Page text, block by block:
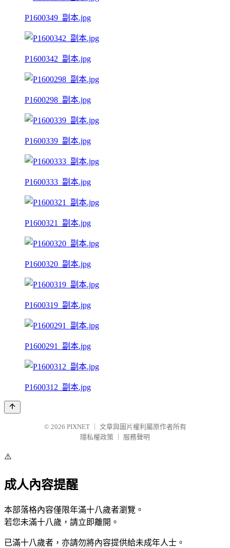
P1600349_副本.jpg
P1600342_副本.jpg
P1600298_副本.jpg
P1600339_副本.jpg
P1600333_副本.jpg
P1600321_副本.jpg
P1600320_副本.jpg
P1600319_副本.jpg
P1600291_副本.jpg
P1600312_副本.jpg
© 2026 PIXNET
文章與圖片權利屬原作者所有
隱私權政策
服務聲明
⚠️
成人內容提醒
本部落格內容僅限年滿十八歲者瀏覽。
若您未滿十八歲，請立即離開。
已滿十八歲者，亦請勿將內容提供給未成年人士。